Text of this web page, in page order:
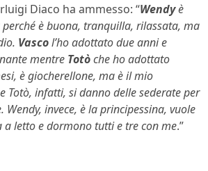
Diaco ha ammesso: “Wendyè
è buona, tranquilla, rilassata, ma
Vascol’ho adottato due anni e
mentre Totòche ho adottato
è giocherellone, ma è il mio
Totò, infatti, si danno delle sederate per
Wendy, invece, è la principessina, vuole
a letto e dormono tutti e tre con me.”